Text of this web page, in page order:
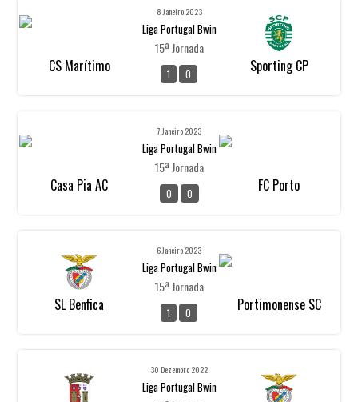
CS Marítimo
8 Janeiro 2023
Liga Portugal Bwin
15ª Jornada
1 0 Sporting CP
Casa Pia AC
7 Janeiro 2023
Liga Portugal Bwin
15ª Jornada
0 0 FC Porto
SL Benfica
6 Janeiro 2023
Liga Portugal Bwin
15ª Jornada
1 0 Portimonense SC
30 Dezembro 2022
Liga Portugal Bwin